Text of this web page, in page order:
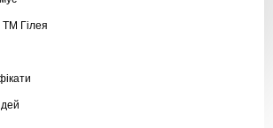
ТМ Гілея